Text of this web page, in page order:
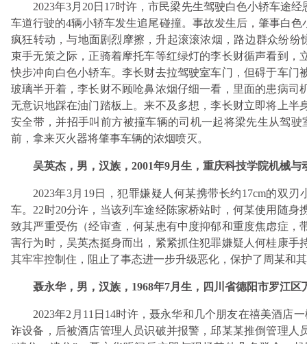
2023年3月20日17时许，市民梁先生驾驶白色小轿车途
车道行驶的4辆小轿车发生追尾碰撞。事故发生后，肇事白
疯狂转动，与地面剧烈摩擦，升起滚滚浓烟，路边群众纷
束手无策之际，正骑着摩托车等红绿灯的李长财循声看到
快步冲向白色小轿车。李长财去拉驾驶室车门，但碍于车
玻璃半开着，李长财不顾呛鼻浓烟仔细一看，里面的患病
无意识地踩在油门踏板上。来不及多想，李长财立即将上
安全带，并招手叫前方被撞车辆的司机一起将梁先生从驾
前，拿来灭火器将肇事车辆的浓烟喷灭。
吴英杰，男，汉族，2001年9月生，重庆科技学院机械与
2023年3月19日，犯罪嫌疑人何某携带长约17cm的双
车。22时20分许，当该列车途经陈家桥站时，何某使用随
致其严重受伤（经审查，何某患有中度抑郁和重度焦虑症
害行为时，吴英杰挺身而出，紧紧抓住犯罪嫌疑人何桂康
其牢牢控制住，阻止了事态进一步升级恶化，保护了周某和
聂永华，男，汉族，1968年7月生，四川省德阳市罗江区
2023年2月11日14时许，聂永华和几个朋友在禧美酒店
诈设备，后被酒店管理人员识破并报警，邱某某推倒管理